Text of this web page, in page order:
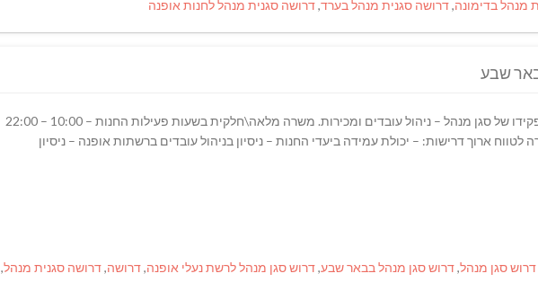
מנהל בדימונה,דרושה סגנית מנהל בערד,דרושה סגנית מנהל לחנות אופנה
שבע
לרשת נעלי אופנה בקניון הנגב דרוש\ה סגן\ית מנהל\ת תפקידו של סגן מנהל – ניהול עובדים ומכירות. משרה מלאה\חלקית בשעות פעילות החנות – 10:00 – 22:00
לטווח ארוך דרישות: – יכולת עמידה ביעדי החנות – ניסיון בניהול עובדים ברשתות אופנה – ניסיון
דרוש סגן מנהל,דרוש סגן מנהל בבאר שבע,דרוש סגן מנהל לרשת נעלי אופנה,דרושה,דרושה סגנית מנהל,